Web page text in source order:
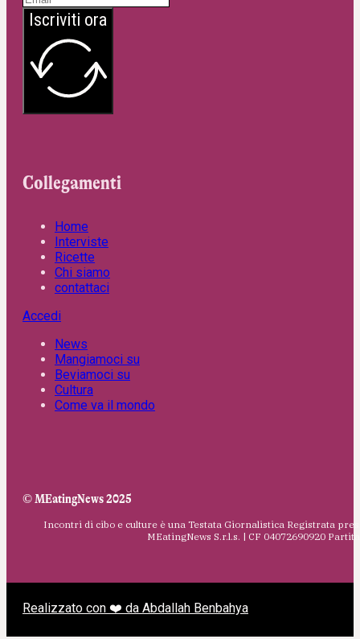
Iscriviti ora
Collegamenti
Home
Interviste
Ricette
Chi siamo
contattaci
Accedi
News
Mangiamoci su
Beviamoci su
Cultura
Come va il mondo
© MEatingNews 2025
Incontri di cibo e culture è una Testata Giornalistica Registrata
MEatingNews S.r.l.s. | CF 04072690920
Realizzato con ❤️ da Abdallah Benbahya